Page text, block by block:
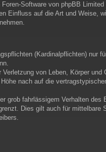
Foren-Software von phpBB
Einfluss auf die Art und Weise,
(Kardinalpflichten) nur
von Leben, Körper
nach auf die
grob fahrlässigem Verhalten
Dies gilt auch für mittelbare